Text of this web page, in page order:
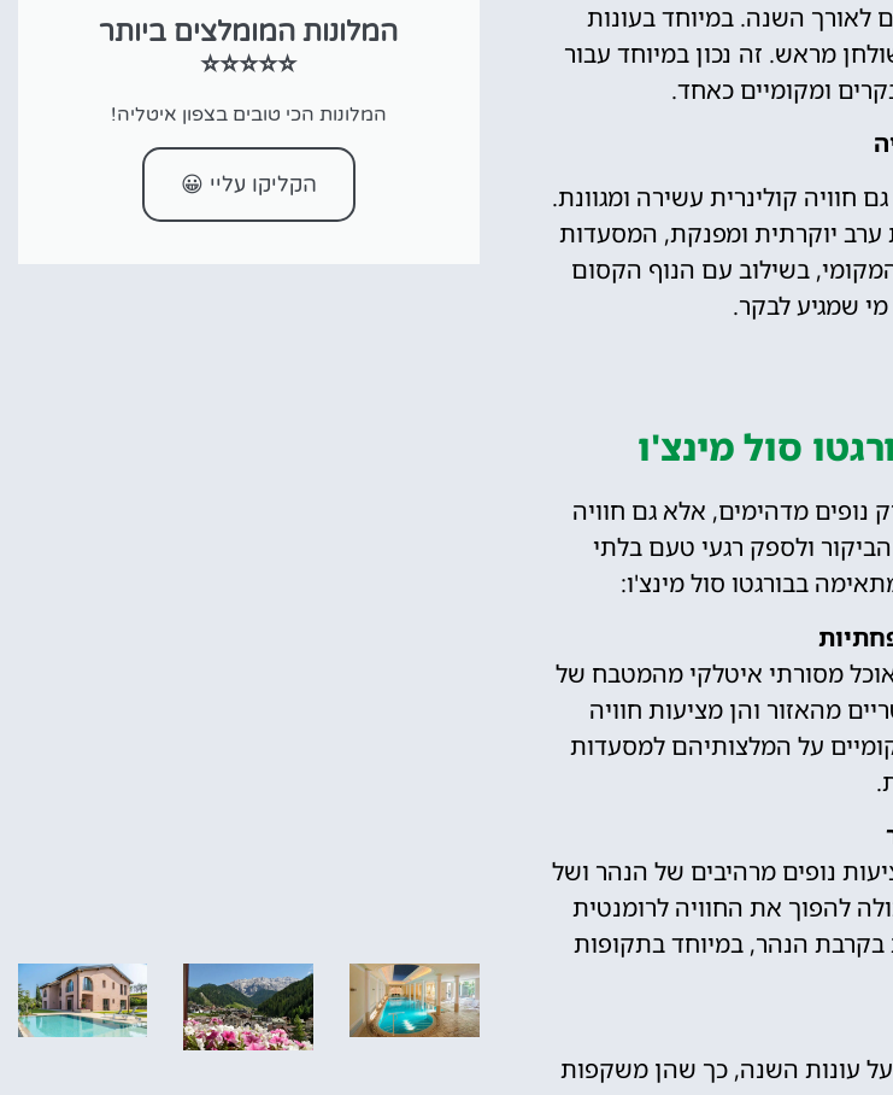
לאורך השנה. במיוחד בעונות
מראש. זה נכון במיוחד עבור
ומקומיים כאחד.
חוויה קולינרית עשירה ומגוונת.
יוקרתית ומפנקת, המסעדות
בשילוב עם הנוף הקסום
שמגיע לבקר.
סול מינצ'ו
נופים מדהימים, אלא גם חוויה
ולספק רגעי טעם בלתי
בבורגטו סול מינצ'ו:
מסורתי איטלקי מהמטבח של
מהאזור והן מציעות חוויה
על המלצותיהם למסעדות
נופים מרהיבים של הנהר ושל
להפוך את החוויה לרומנטית
בקרבת הנהר, במיוחד בתקופות
עונות השנה, כך שהן משקפות
המלונות המומלצים ביותר
⭐⭐⭐⭐⭐
המלונות הכי טובים בצפון איטליה!
הקליקו עליי 😀